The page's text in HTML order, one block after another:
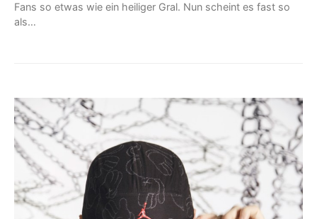
Fans so etwas wie ein heiliger Gral. Nun scheint es fast so
als…